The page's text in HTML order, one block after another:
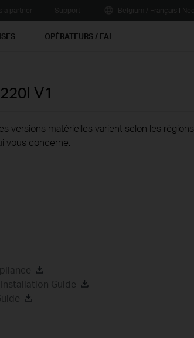
|
OPÉRATEURS / FAI
V1
versions matérielles varient selon les régions.
vous concerne.
Guide